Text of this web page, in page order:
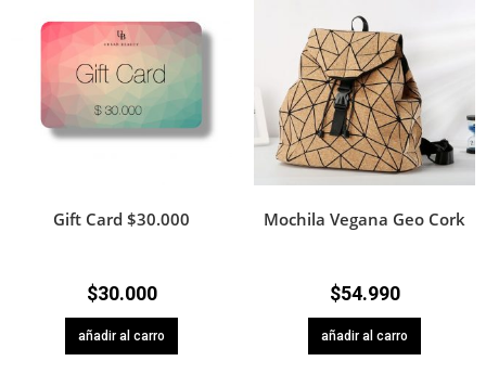
Gift Card $30.000
$30.000
añadir al carro
Mochila Vegana Geo Cork
$54.990
añadir al carro